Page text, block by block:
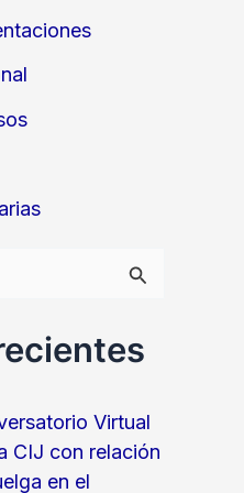
Virtual
CIJ con relación
en el